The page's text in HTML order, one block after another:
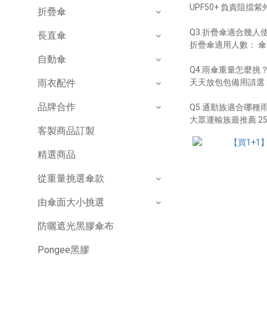
折疊傘
長直傘
自動傘
雨衣配件
品牌合作
客製商品訂製
精選商品
從重量挑選傘款
由傘面大小挑選
防曬遮光黑膠傘布
Pongee黑膠
UPF50+ 負責阻擋
Q3.折疊傘適合幾人
折疊傘適用人數：
Q4.雨傘重量怎麼挑
天天放包包備用請
Q5.通勤族適合哪種
大眾運輸族最推薦